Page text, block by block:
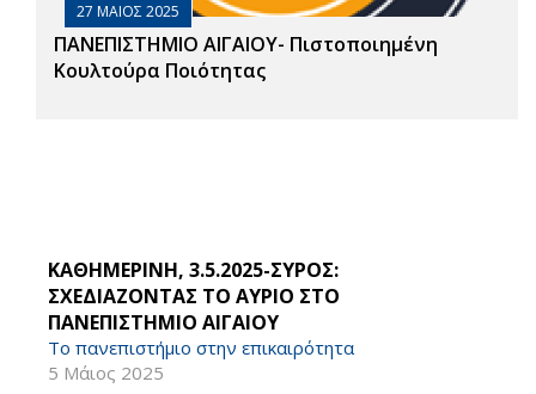
27 ΜΑΙΟΣ 2025
ΠΑΝΕΠΙΣΤΗΜΙΟ ΑΙΓΑΙΟΥ- Πιστοποιημένη
Κουλτούρα Ποιότητας
ΚΑΘΗΜΕΡΙΝΗ, 3.5.2025-ΣΥΡΟΣ:
ΣΧΕΔΙΑΖΟΝΤΑΣ ΤΟ ΑΥΡΙΟ ΣΤΟ
ΠΑΝΕΠΙΣΤΗΜΙΟ ΑΙΓΑΙΟΥ
Το πανεπιστήμιο στην επικαιρότητα
5 Μάιος 2025